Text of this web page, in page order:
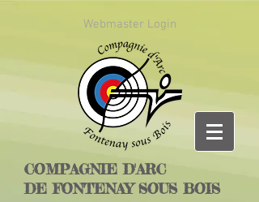
Webmaster Login
COMPAGNIE D'ARC
DE FONTENAY SOUS BOIS